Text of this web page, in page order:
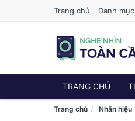
Trang chủ Danh mục
TRANG CHỦ
Trang chủ Nhãn hiệu